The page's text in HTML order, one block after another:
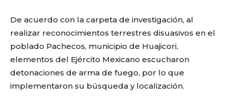
De acuerdo con la carpeta de investigación, al
realizar reconocimientos terrestres disuasivos en el
poblado Pachecos, municipio de Huajicori,
elementos del Ejército Mexicano escucharon
detonaciones de arma de fuego, por lo que
implementaron su búsqueda y localización.